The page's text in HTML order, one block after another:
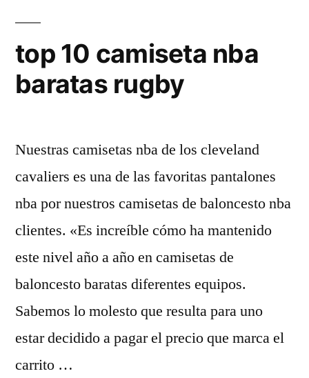
top 10 camiseta nba
baratas rugby
Nuestras camisetas nba de los cleveland
cavaliers es una de las favoritas pantalones
nba por nuestros camisetas de baloncesto nba
clientes. «Es increíble cómo ha mantenido
este nivel año a año en camisetas de
baloncesto baratas diferentes equipos.
Sabemos lo molesto que resulta para uno
estar decidido a pagar el precio que marca el
carrito …